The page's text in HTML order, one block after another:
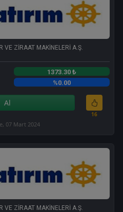
VE ZİRAAT MAKİNELERİ A.Ş.
1373.30 ₺
%0.00
Al
16
07 Mart 2024
VE ZİRAAT MAKİNELERİ A.Ş.